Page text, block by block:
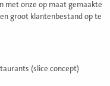
met onze op maat gemaakte
groot klantenbestand op te
(slice concept)